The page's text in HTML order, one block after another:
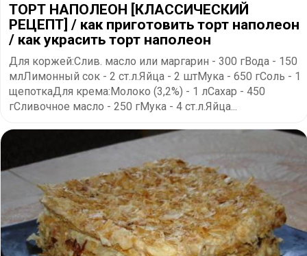
ТОРТ НАПОЛЕОН [КЛАССИЧЕСКИЙ
РЕЦЕПТ] / как приготовить торт наполеон
/ как украсить торт наполеон
Для коржей:Слив. масло или маргарин - 300 гВода - 150
млЛимонный сок - 2 ст.л.Яйца - 2 штМука - 650 гСоль - 1
щепоткаДля крема:Молоко (3,2%) - 1 лСахар - 450
гСливочное масло - 250 гМука - 4 ст.л.Яйца...